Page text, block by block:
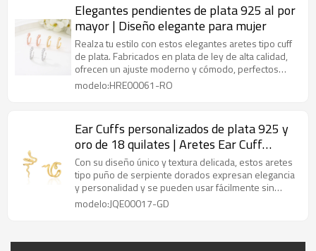
Elegantes pendientes de plata 925 al por
mayor | Diseño elegante para mujer
Realza tu estilo con estos elegantes aretes tipo cuff
de plata. Fabricados en plata de ley de alta calidad,
ofrecen un ajuste moderno y cómodo, perfectos
para cualquier ocasión.
modelo:HRE00061-RO
Ear Cuffs personalizados de plata 925 y
oro de 18 quilates | Aretes Ear Cuff
personalizados y modernos para mujer
Con su diseño único y textura delicada, estos aretes
tipo puño de serpiente dorados expresan elegancia
y personalidad y se pueden usar fácilmente sin
perforaciones.
modelo:JQE00017-GD